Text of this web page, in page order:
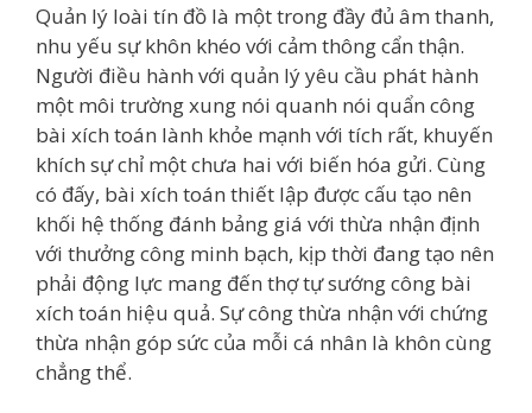
Quản lý loài tín đồ là một trong đầy đủ âm thanh,
nhu yếu sự khôn khéo với cảm thông cẩn thận.
Người điều hành với quản lý yêu cầu phát hành
một môi trường xung nói quanh nói quẩn công
bài xích toán lành khỏe mạnh với tích rất, khuyến
khích sự chỉ một chưa hai với biến hóa gửi. Cùng
có đấy, bài xích toán thiết lập được cấu tạo nên
khối hệ thống đánh bảng giá với thừa nhận định
với thưởng công minh bạch, kịp thời đang tạo nên
phải động lực mang đến thợ tự sướng công bài
xích toán hiệu quả. Sự công thừa nhận với chứng
thừa nhận góp sức của mỗi cá nhân là khôn cùng
chẳng thể.